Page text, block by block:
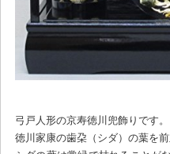
弓戸人形の京寿徳川兜飾りです。
徳川家康の歯朶（シダ）の葉を前